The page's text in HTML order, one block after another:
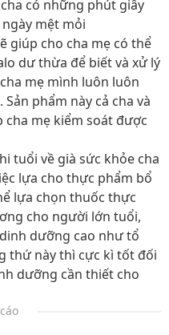
có những phút giây
mệt mỏi
giúp cho cha mẹ có thể
dư thừa để biết và xử lý
mẹ mình luôn luôn
phẩm này cả cha và
cha mẹ kiểm soát được
tuổi về già sức khỏe cha
lựa cho thực phẩm bổ
lựa chọn thuốc thực
cho người lớn tuổi,
dưỡng cao như tổ
thứ này thì cực kì tốt đối
dưỡng cần thiết cho